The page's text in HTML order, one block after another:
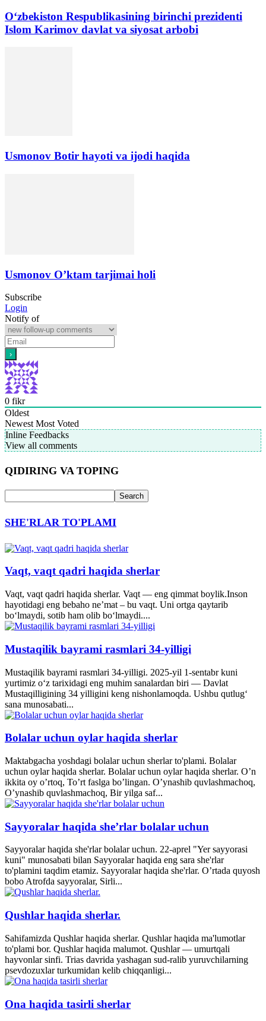
Oʻzbekiston Respublikasining birinchi prezidenti
Islom Karimov davlat va siyosat arbobi
Usmonov Botir hayoti va ijodi haqida
Usmonov O’ktam tarjimai holi
Subscribe
Login
Notify of
0 fikr
Oldest
Newest Most Voted
Inline Feedbacks
View all comments
QIDIRING VA TOPING
SHE'RLAR TO'PLAMI
Vaqt, vaqt qadri haqida sherlar
Vaqt, vaqt qadri haqida sherlar. Vaqt — eng qimmat boylik.Inson
hayotidagi eng bebaho ne’mat – bu vaqt. Uni ortga qaytarib
bo‘lmaydi, sotib ham olib bo‘lmaydi....
Mustaqilik bayrami rasmlari 34-yilligi
Mustaqilik bayrami rasmlari 34-yilligi. 2025-yil 1-sentabr kuni
yurtimiz o‘z tarixidagi eng muhim sanalardan biri — Davlat
Mustaqilligining 34 yilligini keng nishonlamoqda. Ushbu qutlug‘
sana munosabati...
Bolalar uchun oylar haqida sherlar
Maktabgacha yoshdagi bolalar uchun sherlar to'plami. Bolalar
uchun oylar haqida sherlar. Bolalar uchun oylar haqida sherlar. O’n
ikkita oy o’rtoq, To’rt faslga bo’lingan. O’ynashib quvlashmachoq,
O’ynashib quvlashmachoq, Bir yilga saf...
Sayyoralar haqida she’rlar bolalar uchun
Sayyoralar haqida she'rlar bolalar uchun. 22-aprel "Yer sayyorasi
kuni" munosabati bilan Sayyoralar haqida eng sara she'rlar
to'plamini taqdim etamiz. Sayyoralar haqida she'rlar. O’rtada quyosh
bobo Atrofda sayyoralar, Sirli...
Qushlar haqida sherlar.
Sahifamizda Qushlar haqida sherlar. Qushlar haqida ma'lumotlar
to'plami bor. Qushlar haqida malumot. Qushlar — umurtqali
hayvonlar sinfi. Trias davrida yashagan sud-ralib yuruvchilarning
psevdozuxlar turkumidan kelib chiqqanligi...
Ona haqida tasirli sherlar